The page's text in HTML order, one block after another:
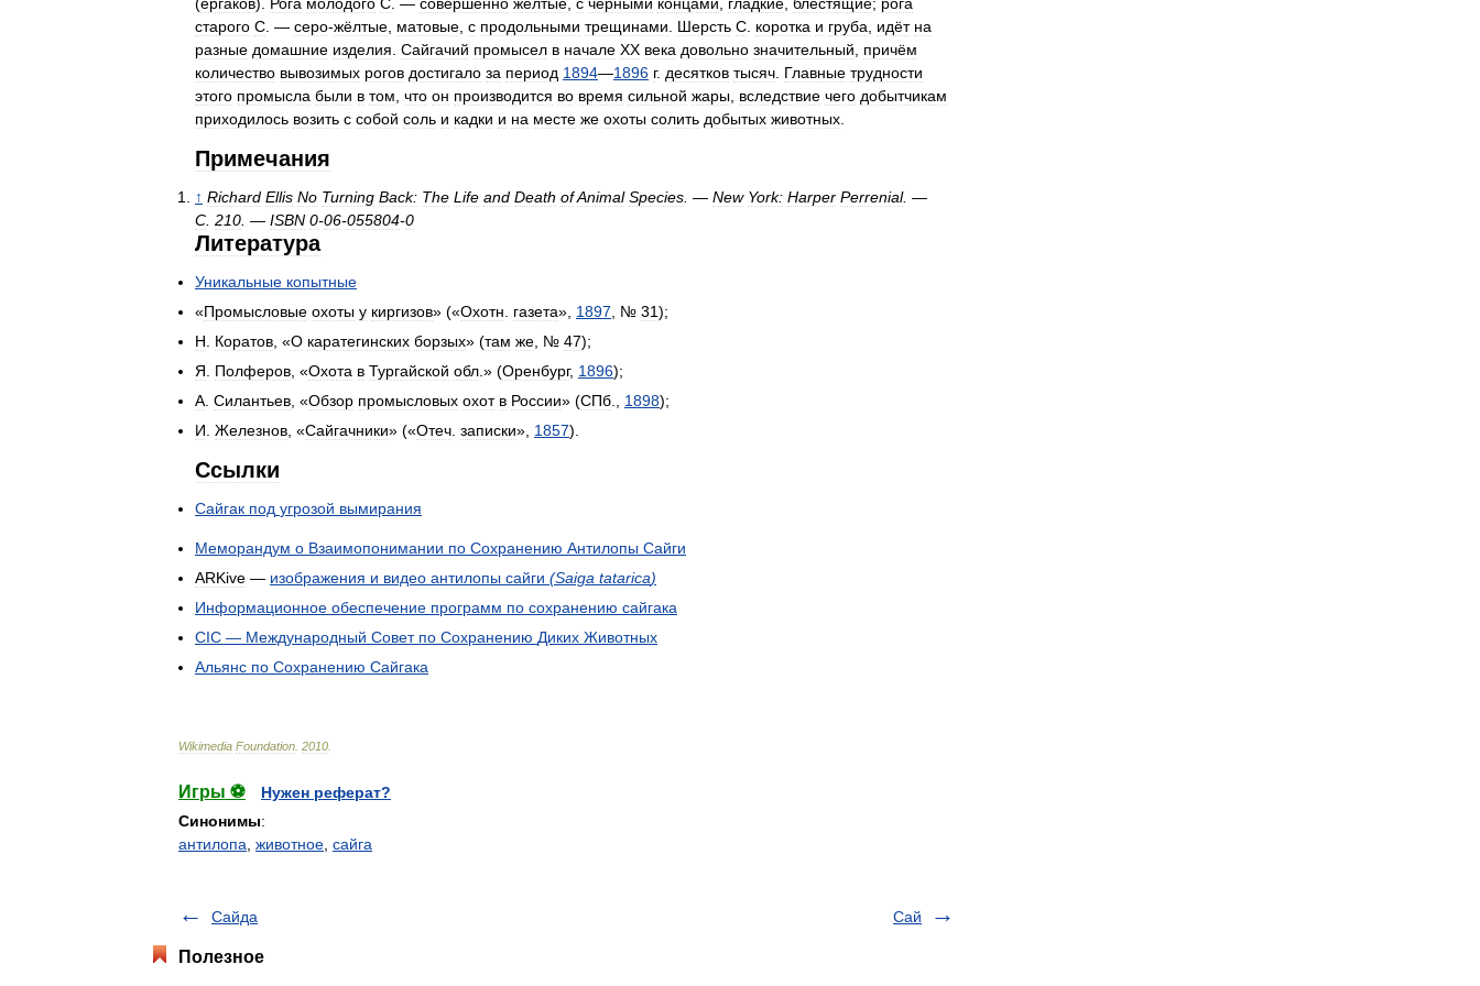
старого С . — серо-жёлтые матовые с продольными трещинами Шерсть С коротка и груба идёт на
разные домашние изделия Сайгачий промысел в начале XX века довольно значительный
причём
количество вывозимых рогов достигало за период 1894—1896 г. десятков тысяч Главные трудности
этого промысла были в том что он производится во время сильной жары вследствие чего добытчикам
приходилось возить с собой соль и кадки и на месте же охоты солить добытых животных
Примечания
↑ Richard Ellis No Turning Back: The Life and Death ofAnimal Species . — New York: Harper Perrenial. —
С 210 . — ISBN 0-06-055804-0
Литература
Уникальные копытные
«Промысловые охоты у киргизов» («Охотн газета», 1897 , № 31);
Н
Коратов , «О каратегинских борзых» (там же , № 47);
Я
Полферов , «Охота в Тургайской обл .» (Оренбург, 1896);
А Силантьев , «Обзор промысловых охот в России» (СПб 1898);
И Железнов , «Сайгачники» («Отеч записки», 1857).
Ссылки
Сайгак под угрозой вымирания
Меморандум о Взаимопонимании по Сохранению Антилопы Сайги
ARKive — изображения и видео антилопы сайги (Saiga tatarica)
Информационное обеспечение программ по сохранению сайгака
CIC — Международный Совет по Сохранению Диких Животных
Альянс по Сохранению Сайгака
Wikimedia Foundation 2010
Игры ⚽
Нужен реферат?
Синонимы:
антилопа животное сайга
Сайда Сай
Полезное